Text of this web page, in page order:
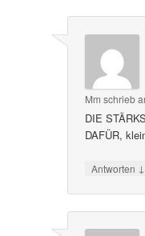
Mm schrieb
DIE
DAFÜR,
Antworten ↓